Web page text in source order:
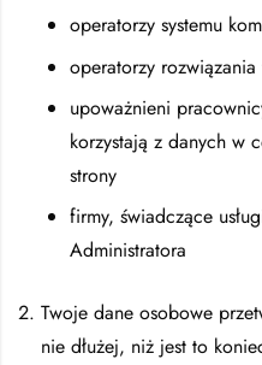
operatorzy systemu
operatorzy
upoważnieni
korzystają z danych w
strony
firmy, świadczące
Administratora
Twoje dane osobowe
nie dłużej, niż jest to